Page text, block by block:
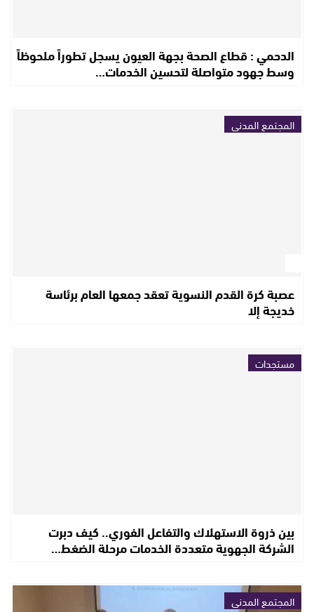
الدحمي : قطاع الصحة بجهة العيون يسجل تطوراً ملحوظاً
وسط جهود متواصلة لتحسين الخدمات…
المجتمع المدني
عصبة كرة القدم النسوية تعقد جمعها العام برئاسة
خديجة إلا
مستجدات
بين ذروة الاستهلاك والتفاعل الفوري.. كيف دبرت
الشركة الجهوية متعددة الخدمات مرحلة الضغط…
المجتمع المدني